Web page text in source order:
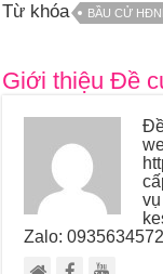
Từ khóa BẦU CỬ
Giới thiệu Đề
Zalo: 0935634572